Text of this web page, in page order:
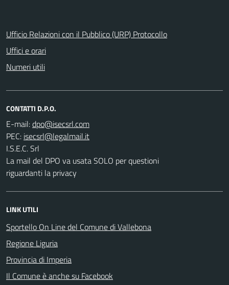
Ufficio Relazioni con il Pubblico (URP) Protocollo
Uffici e orari
Numeri utili
CONTATTI D.P.O.
E-mail:
PEC:
I.S.E.C. Srl
La mail del DPO va usata SOLO per questioni
riguardanti la privacy
LINK UTILI
Sportello On Line del Comune di Vallebona
Regione Liguria
Provincia di Imperia
Il Comune è anche su Facebook